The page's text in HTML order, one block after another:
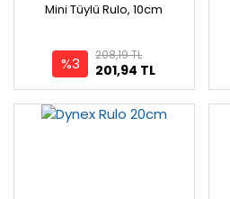
Mini Tüylü Rulo, 10cm
%3 201,94 TL
208,19 TL